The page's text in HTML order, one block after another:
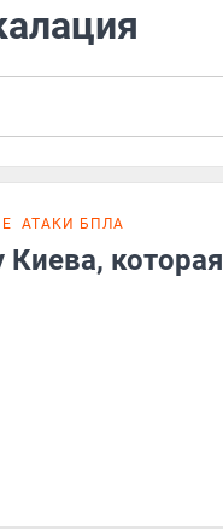
АТАКИ БПЛА
которая